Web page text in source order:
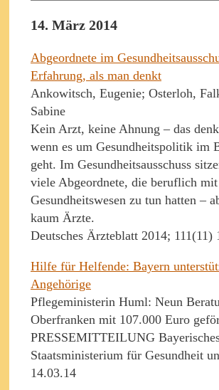
14. März 2014
Abgeordnete im
Erfahrung, als man denkt
Ankowitsch, Eugenie; Osterloh,
Sabine
Kein Arzt, keine Ahnung – das
wenn es um Gesundheitspolitik im
geht. Im Gesundheitsausschuss
viele Abgeordnete, die beruflich
Gesundheitswesen zu tun hatten –
kaum Ärzte.
Deutsches Ärzteblatt 2014; 111(11)
Hilfe für Helfende: Bayern
Angehörige
Pflegeministerin Huml: Neun
Oberfranken mit 107.000 Euro
PRESSEMITTEILUNG
Staatsministerium für Gesundheit
14.03.14